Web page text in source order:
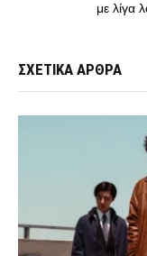
με λίγα
ΣΧΕΤΙΚΑ ΑΡΘΡΑ